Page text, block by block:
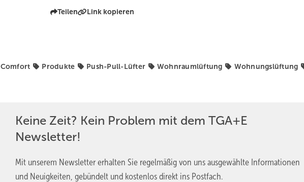
Teilen Link kopieren
Comfort Produkte Push-Pull-Lüfter Wohnraumlüftung
Wohnungslüftung
Keine Zeit? Kein Problem mit dem TGA+E
Newsletter!
Mit unserem Newsletter erhalten Sie regelmäßig von uns ausgewählte Informationen
und Neuigkeiten, gebündelt und kostenlos direkt ins Postfach.